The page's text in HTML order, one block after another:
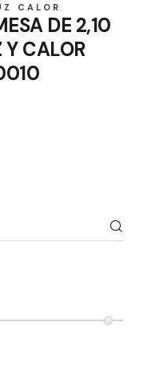
CALOR
DE 2,10
CALOR